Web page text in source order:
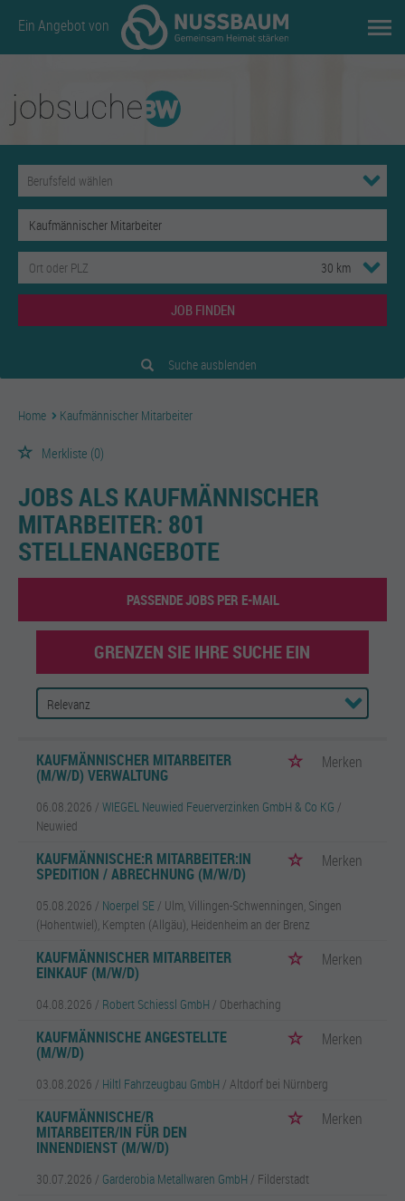
Ein Angebot von
JOB FINDEN
Suche ausblenden
Home Kaufmännischer Mitarbeiter
Merkliste (0)
JOBS ALS KAUFMÄNNISCHER
MITARBEITER: 801
STELLENANGEBOTE
PASSENDE JOBS PER E-MAIL
GRENZEN SIE IHRE SUCHE EIN
KAUFMÄNNISCHER MITARBEITER
(M/W/D) VERWALTUNG
Merken
06.08.2026 / WIEGEL Neuwied Feuerverzinken GmbH & Co KG /
Neuwied
KAUFMÄNNISCHE:R MITARBEITER:IN
SPEDITION / ABRECHNUNG (M/W/D)
Merken
05.08.2026 / Noerpel SE / Ulm, Villingen-Schwenningen, Singen
(Hohentwiel), Kempten (Allgäu), Heidenheim an der Brenz
KAUFMÄNNISCHER MITARBEITER
EINKAUF (M/W/D)
Merken
04.08.2026 / Robert Schiessl GmbH / Oberhaching
KAUFMÄNNISCHE ANGESTELLTE
(M/W/D)
Merken
03.08.2026 / Hiltl Fahrzeugbau GmbH / Altdorf bei Nürnberg
KAUFMÄNNISCHE/R
MITARBEITER/IN FÜR DEN
INNENDIENST (M/W/D)
Merken
30.07.2026 / Garderobia Metallwaren GmbH / Filderstadt